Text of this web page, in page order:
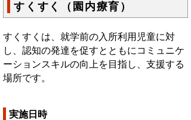
すくすく（園内療育）
すくすくは、就学前の入所利用児童に対
し、認知の発達を促すとともにコミュニケ
ーションスキルの向上を目指し、支援する
場所です。
実施日時